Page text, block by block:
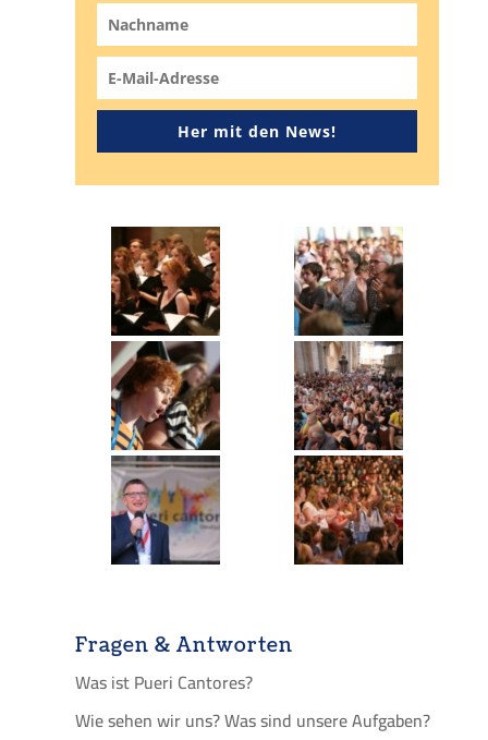
Her mit den News!
Fragen & Antworten
Was ist Pueri Cantores?
Wie sehen wir uns? Was sind unsere Aufgaben?